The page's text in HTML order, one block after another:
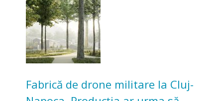
Universitarilor
Fabrică de drone militare la Cluj-